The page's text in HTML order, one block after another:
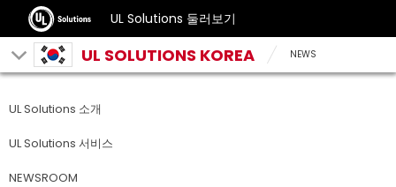
UL Solutions 둘러보기
UL SOLUTIONS KOREA NEWS
UL Solutions 소개
UL Solutions 서비스
NEWSROOM